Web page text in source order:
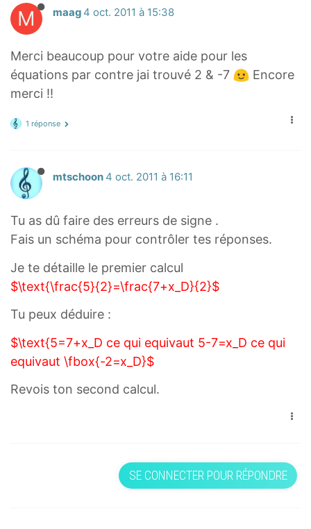
M maag 4 oct. 2011 à 15:38
Merci beaucoup pour votre aide pour les
équations par contre jai trouvé 2 & -7
Encore
merci !!
1 réponse
mtschoon 4 oct. 2011 à 16:11
Tu as dû faire des erreurs de signe .
Fais un schéma pour contrôler tes réponses.
Je te détaille le premier calcul
$\text{\frac{5}{2}=\frac{7+x_D}{2}$
Tu peux déduire :
$\text{5=7+x_D ce qui equivaut 5-7=x_D ce qui
equivaut \fbox{-2=x_D}$
Revois ton second calcul.
SE CONNECTER POUR RÉPONDRE